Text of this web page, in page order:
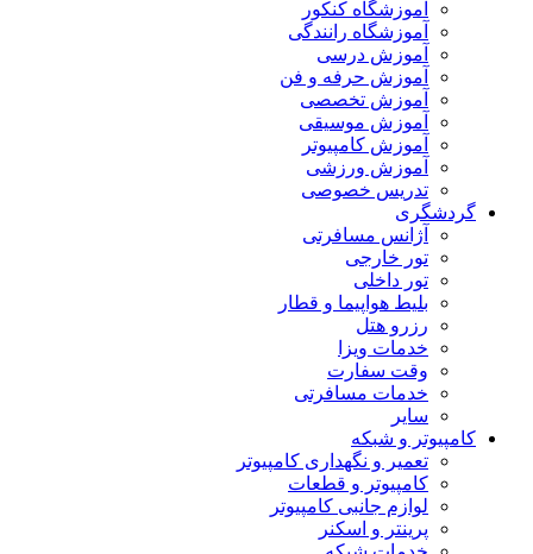
آموزشگاه کنکور
آموزشگاه رانندگی
آموزش درسی
آموزش حرفه و فن
آموزش تخصصی
آموزش موسیقی
آموزش کامپیوتر
آموزش ورزشی
تدریس خصوصی
گردشگری
آژانس مسافرتی
تور خارجی
تور داخلی
بلیط هواپیما و قطار
رزرو هتل
خدمات ویزا
وقت سفارت
خدمات مسافرتی
سایر
کامپیوتر و شبکه
تعمیر و نگهداری کامپیوتر
کامپیوتر و قطعات
لوازم جانبی کامپیوتر
پرینتر و اسکنر